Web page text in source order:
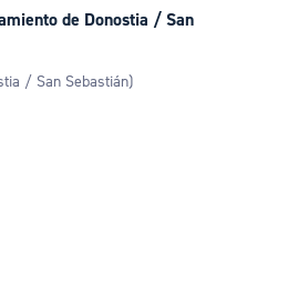
de Donostia / San
/ San Sebastián)